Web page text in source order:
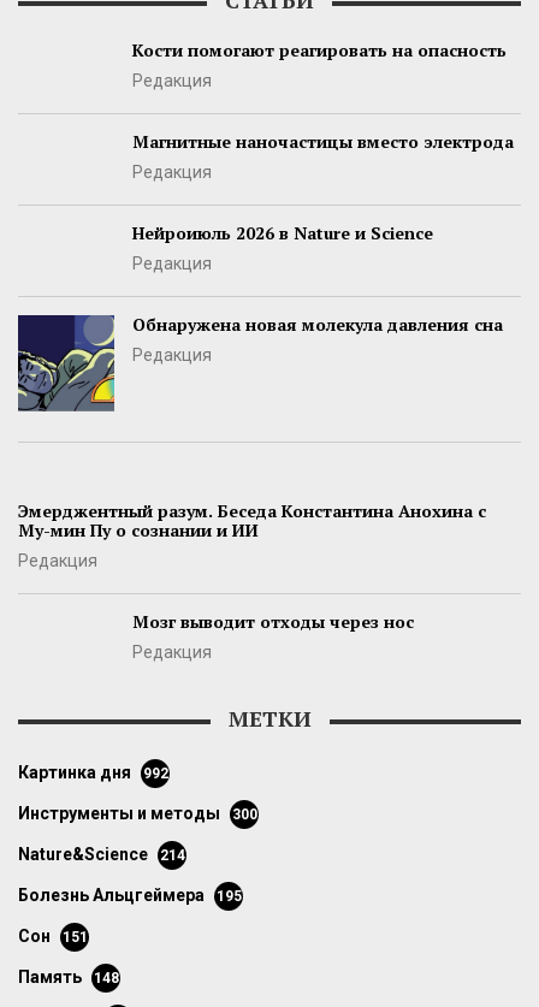
Кости помогают реагировать на опасность
Редакция
Магнитные наночастицы вместо электрода
Редакция
Нейроиюль 2026 в Nature и Science
Редакция
Обнаружена новая молекула давления сна
Редакция
Эмерджентный разум. Беседа Константина Анохина с
Му-мин Пу о сознании и ИИ
Редакция
Мозг выводит отходы через нос
Редакция
МЕТКИ
картинка дня 992
инструменты и методы 300
Nature&Science 214
болезнь Альцгеймера 195
сон 151
память 148